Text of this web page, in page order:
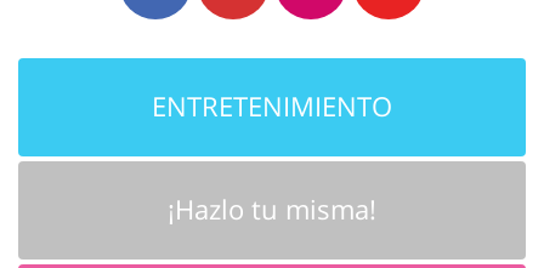
ENTRETENIMIENTO
¡Hazlo tu misma!